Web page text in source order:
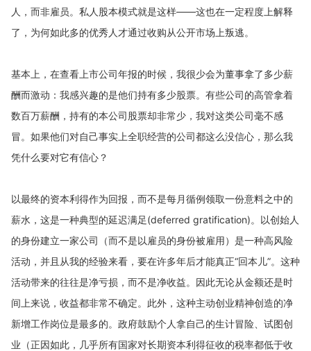
人，而非雇员。私人股本模式就是这样——这也在一定程度上解释
了，为何如此多的优秀人才通过收购从公开市场上叛逃。
基本上，在查看上市公司年报的时候，我很少会为董事拿了多少薪
酬而激动：我感兴趣的是他们持有多少股票。有些公司的高管拿着
数百万薪酬，持有的本公司股票却非常少，我对这类公司毫不感
冒。如果他们对自己事实上全职经营的公司都这么没信心，那么我
凭什么要对它有信心？
以最终的资本利得作为回报，而不是每月循例领取一份意料之中的
薪水，这是一种典型的延迟满足 (deferred gratification)。以创始人
的身份建立一家公司（而不是以雇员的身份被雇用）是一种高风险
活动，并且从我的经验来看，要在许多年后才能真正“回本儿”。这种
活动带来的往往是净亏损，而不是净收益。因此无论从金额还是时
间上来说，收益都非常不确定。此外，这种主动创业精神创造的净
新增工作岗位是最多的。政府鼓励个人拿自己的生计冒险、试图创
业（正因如此，几乎所有国家对长期资本利得征收的税率都低于收